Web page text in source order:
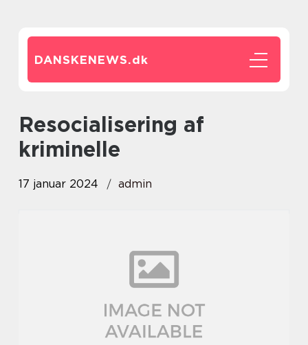
DANSKENEWS.dk
resocialisering af
kriminelle
17 januar 2024 admin